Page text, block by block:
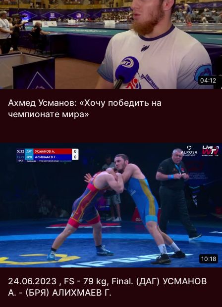
04:12
Ахмед Усманов: «Хочу победить на
чемпионате мира»
10:18
24.06.2023 , FS - 79 kg, Final. (ДАГ) УСМАНОВ
А. - (БРЯ) АЛИХМАЕВ Г.